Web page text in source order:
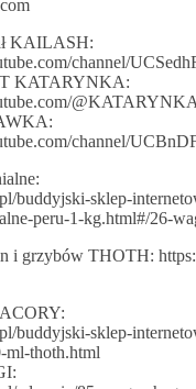
KAILASH:
channel/
KATARYNKA:
channel/
buddyjski-sklep-
peru-1-kg.html#/26-
i grzybów THOTH:
buddyjski-sklep-
ml-thoth.html